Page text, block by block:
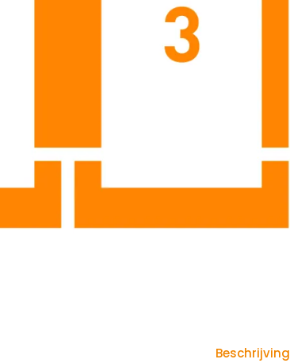
Beschrijving